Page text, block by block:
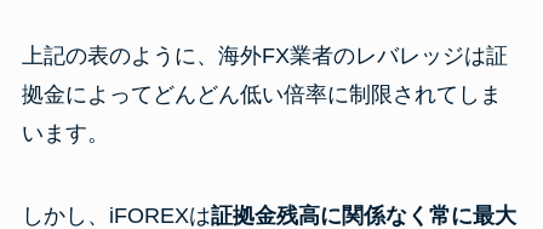
上記の表のように、海外FX業者のレバレッジは証
拠金によってどんどん低い倍率に制限されてしま
います。
しかし、iFOREXは証拠金残高に関係なく常に最大